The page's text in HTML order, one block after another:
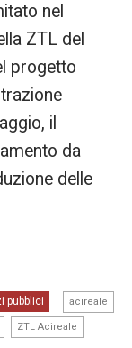
nel
ZTL del
progetto
il
da
delle
pubblici acireale
ZTL Acireale